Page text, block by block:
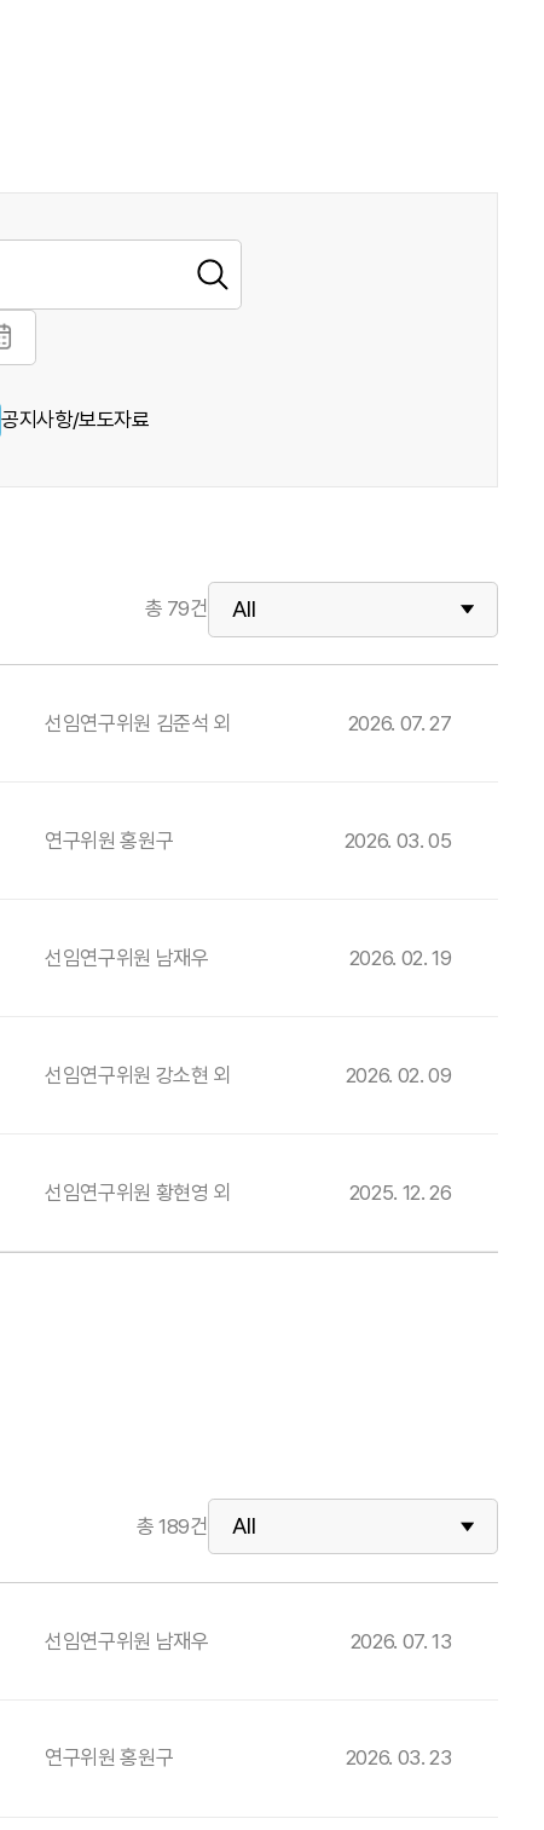
공지사항/보도자료
총 79건
선임연구위원 김준석 외 2026. 07. 27
연구위원 홍원구 2026. 03. 05
선임연구위원 남재우 2026. 02. 19
선임연구위원 강소현 외 2026. 02. 09
선임연구위원 황현영 외 2025. 12. 26
총189건
선임연구위원 남재우 2026. 07. 13
연구위원 홍원구 2026. 03. 23